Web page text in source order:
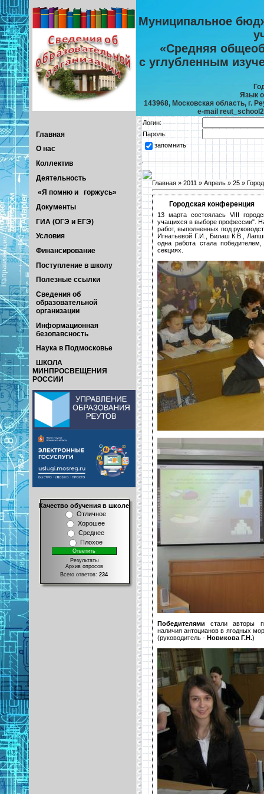
Муниципальное
«Средняя
с углубленным
Язык
143968, Московская область, г.
e-mail
Главная
О нас
Коллектив
Деятельность
«Я помню и горжусь»
Документы
ГИА (ОГЭ и ЕГЭ)
Условия
Финансирование
Поступление в школу
Полезные ссылки
Сведения об
образовательной
организации
Информационная
безопавсность
Наука в Подмосковье
ШКОЛА
МИНПРОСВЕЩЕНИЯ
РОССИИ
Качество обучения в школе
Отличное
Хорошее
Среднее
Плохое
Результаты
Архив опросов
Всего ответов: 234
Логин:
Пароль:
запомнить
Главная » 2011 » Апрель » 25 »
Городская конференция
13 марта состоялась VIII
учащихся в выборе профессии".
работ, выполненных под
Игнатьевой Г.И., Билаш К.В.,
одна работа стала
секциях.
Победителями стали авторы
наличия антоцианов в ягодных
(руководитель - Новикова Г.Н.)